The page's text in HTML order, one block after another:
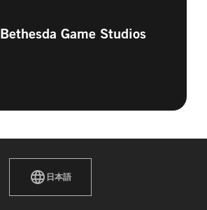
Bethesda Game Studios
日本語